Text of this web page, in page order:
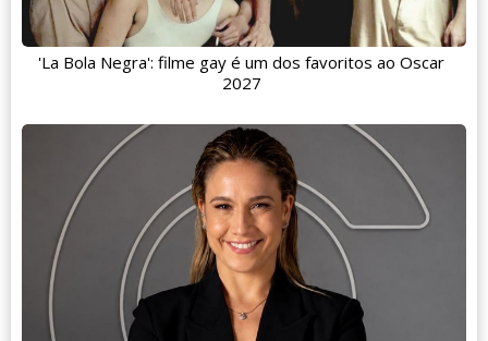
'La Bola Negra': filme gay é um dos favoritos ao Oscar
2027